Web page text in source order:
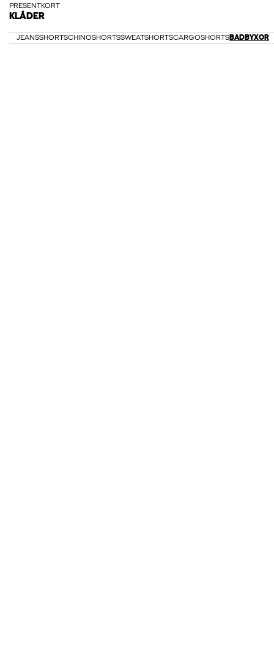
PRESENTKORT
KLÄDER
JEANSSHORTSCHINOSHORTSSWEATSHORTSCARGOSHORTSBADBYXOR